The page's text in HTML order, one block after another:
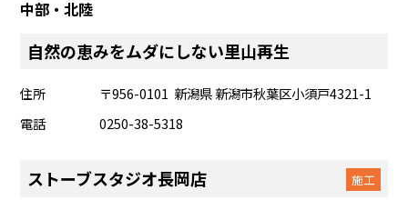
中部・北陸
自然の恵みをムダにしない里山再生
住所
〒956-0101 新潟県 新潟市秋葉区小須戸4321-1
電話
0250-38-5318
ストーブスタジオ長岡店 施工